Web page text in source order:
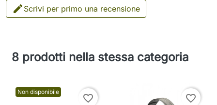
 Scrivi per primo una recensione
8 prodotti nella stessa categoria
Non disponibile
favorite_border favorite_border